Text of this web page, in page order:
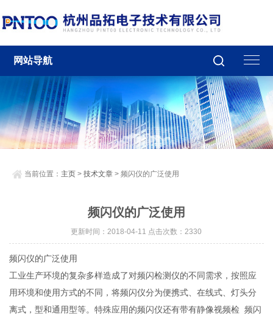
网站导航
当前位置： 主页 >技术文章 > 频闪仪的广泛使用
频闪仪的广泛使用
更新时间：2018-04-11 点击次数：2330
频闪仪的广泛使用
工业生产环境的复杂多样造成了对频闪检测仪的不同需求，按照应
用环境和使用方式的不同，将频闪仪分为便携式、在线式、灯头分
离式，型和通用型等。特殊应用的频闪仪还有带有静像视频检 频闪